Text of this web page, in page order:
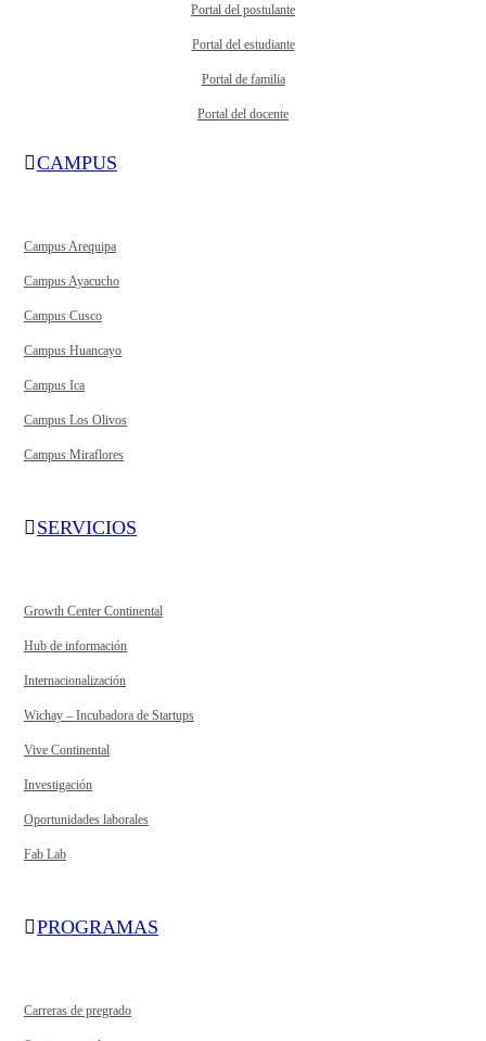
Portal del postulante
Portal del estudiante
Portal de familia
Portal del docente
CAMPUS
Campus Arequipa
Campus Ayacucho
Campus Cusco
Campus Huancayo
Campus Ica
Campus Los Olivos
Campus Miraflores
SERVICIOS
Growth Center Continental
Hub de información
Internacionalización
Wichay – Incubadora de Startups
Vive Continental
Investigación
Oportunidades laborales
Fab Lab
PROGRAMAS
Carreras de pregrado